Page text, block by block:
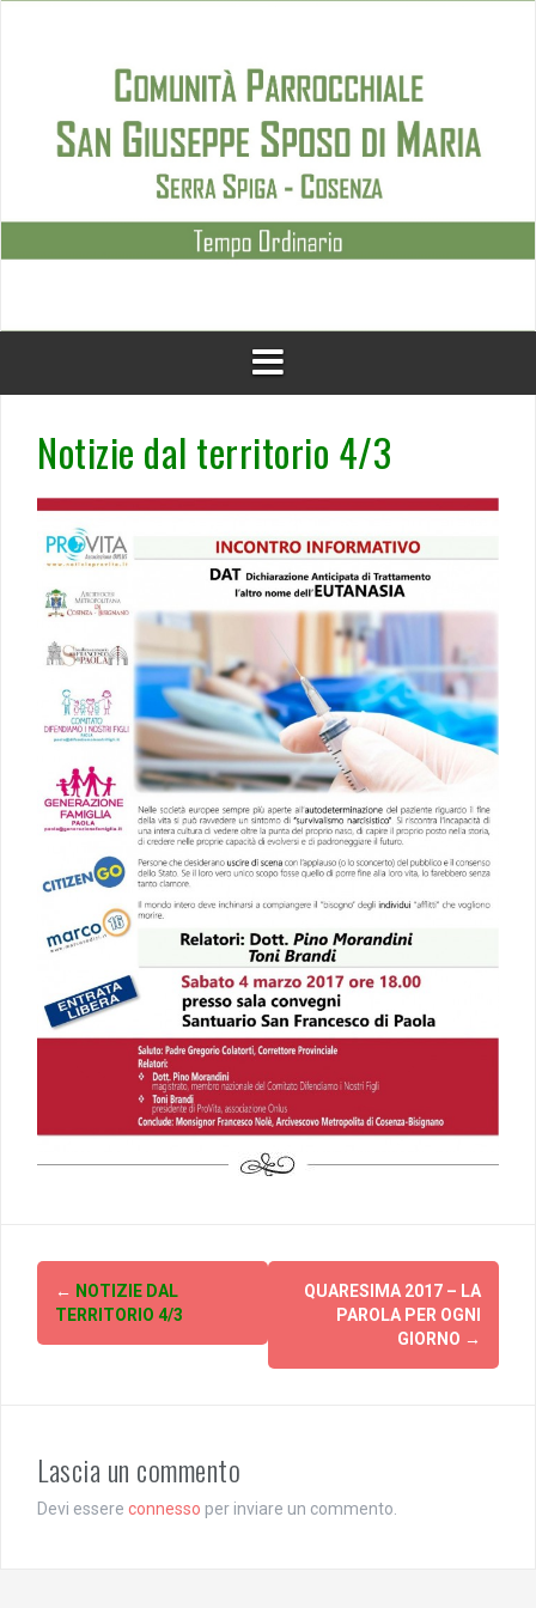
Notizie dal territorio 4/3
Post
navigation
← NOTIZIE DAL
TERRITORIO 4/3
QUARESIMA 2017 – LA
PAROLA PER OGNI
GIORNO →
Lascia un commento
Devi essere connesso per inviare un commento.